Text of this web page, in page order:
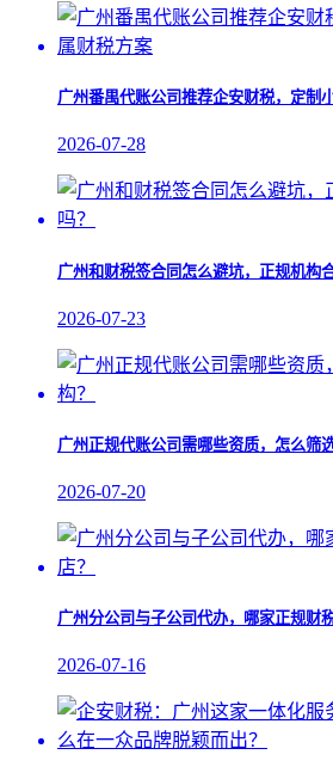
广州番禺代账公司推荐企安财税，定制
2026-07-28
广州和财税签合同怎么避坑，正规机构
2026-07-23
广州正规代账公司需哪些资质，怎么筛
2026-07-20
广州分公司与子公司代办，哪家正规财
2026-07-16